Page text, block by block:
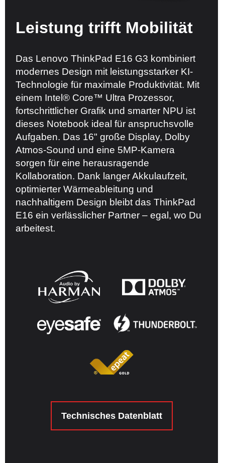
Leistung trifft Mobilität
Das Lenovo ThinkPad E16 G3 kombiniert
modernes Design mit leistungsstarker KI-
Technologie für maximale Produktivität. Mit
einem Intel® Core™ Ultra Prozessor,
fortschrittlicher Grafik und smarter NPU ist
dieses Notebook ideal für anspruchsvolle
Aufgaben. Das 16" große Display, Dolby
Atmos-Sound und eine 5MP-Kamera
sorgen für eine herausragende
Kollaboration. Dank langer Akkulaufzeit,
optimierter Wärmeableitung und
nachhaltigem Design bleibt das ThinkPad
E16 ein verlässlicher Partner – egal, wo Du
arbeitest.
Technisches Datenblatt